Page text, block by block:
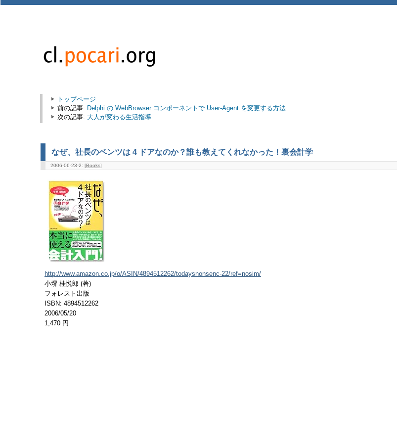
トップページ
前の記事: Delphi の WebBrowser コンポーネントで User-Agent を変更する方法
次の記事: 大人が変わる生活指導
なぜ、社長のベンツは 4 ドアなのか？誰も教えてくれなかった！裏会計学
2006-06-23-2: [Books]
http://www.amazon.co.jp/o/ASIN/4894512262/todaysnonsenc-22/ref=nosim/
小堺 桂悦郎 (著)
フォレスト出版
ISBN: 4894512262
2006/05/20
1,470 円